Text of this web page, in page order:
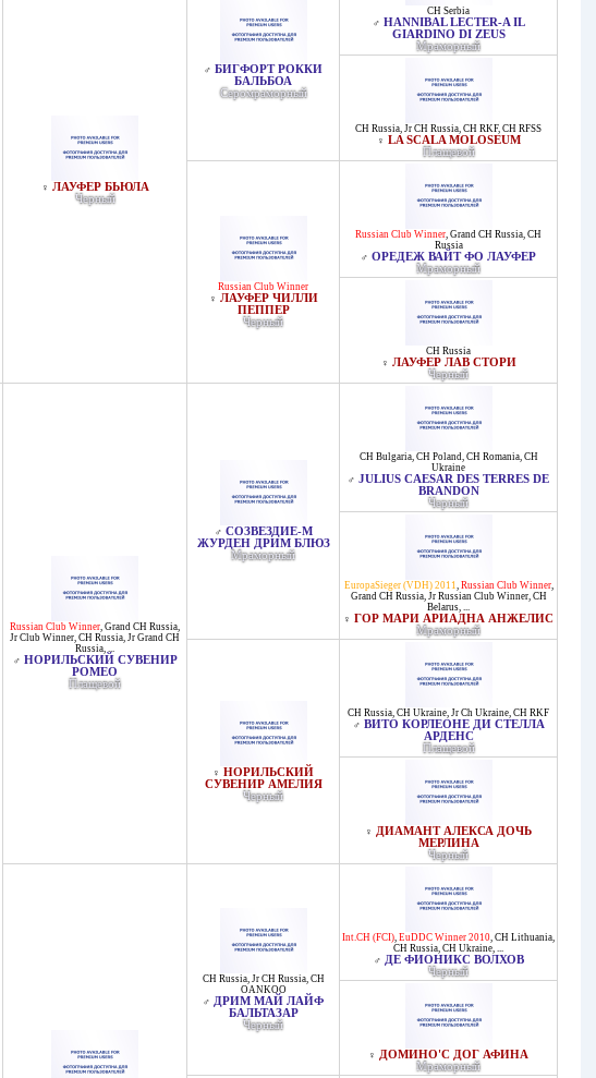
♀ ЛАУФЕР БЬЮЛА
Черный
♂ БИГФОРТ РОККИ
БАЛЬБОА
Серомраморный
CH Serbia
♂ HANNIBAL LECTER-A IL
GIARDINO DI ZEUS
Мраморный
CH Russia, Jr CH Russia, CH RKF, CH RFSS
♀ LA SCALA MOLOSEUM
Плащевой
Russian Club Winner
♀ ЛАУФЕР ЧИЛЛИ
ПЕППЕР
Черный
Russian Club Winner, Grand CH Russia, CH
Russia
♂ ОРЕДЕЖ ВАЙТ ФО ЛАУФЕР
Мраморный
CH Russia
♀ ЛАУФЕР ЛАВ СТОРИ
Черный
Russian Club Winner, Grand CH Russia,
Jr Club Winner, CH Russia, Jr Grand CH
Russia, ...
♂ НОРИЛЬСКИЙ СУВЕНИР
РОМЕО
Плащевой
♂ СОЗВЕЗДИЕ-М
ЖУРДЕН ДРИМ БЛЮЗ
Мраморный
CH Bulgaria, CH Poland, CH Romania, CH
Ukraine
♂ JULIUS CAESAR DES TERRES DE
BRANDON
Черный
EuropaSieger (VDH) 2011, Russian Club Winner,
Grand CH Russia, Jr Russian Club Winner, CH
Belarus, ...
♀ ГОР МАРИ АРИАДНА АНЖЕЛИС
Мраморный
♀ НОРИЛЬСКИЙ
СУВЕНИР АМЕЛИЯ
Черный
CH Russia, CH Ukraine, Jr Ch Ukraine, CH RKF
♂ ВИТО КОРЛЕОНЕ ДИ СТЕЛЛА
АРДЕНС
Плащевой
♀ ДИАМАНТ АЛЕКСА ДОЧЬ
МЕРЛИНА
Черный
CH Russia, Jr CH Russia, CH
OANKOO
♂ ДРИМ МАЙ ЛАЙФ
БАЛЬТАЗАР
Черный
Int.CH (FCI), EuDDC Winner 2010, CH Lithuania,
CH Russia, CH Ukraine, ...
♂ ДЕ ФИОНИКС ВОЛХОВ
Черный
♀ ДОМИНО'С ДОГ АФИНА
Мраморный